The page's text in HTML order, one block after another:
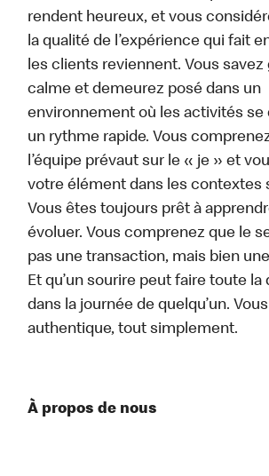
rendent heureux, et vous
la qualité de l’expérience qui fait
les clients reviennent. Vous savez
calme et demeurez posé dans un
environnement où les activités se
un rythme rapide. Vous
l’équipe prévaut sur le « je » et
votre élément dans les contextes
Vous êtes toujours prêt à
évoluer. Vous comprenez que le
pas une transaction, mais bien
Et qu’un sourire peut faire toute
dans la journée de quelqu’un.
authentique, tout simplement.
À propos de nous